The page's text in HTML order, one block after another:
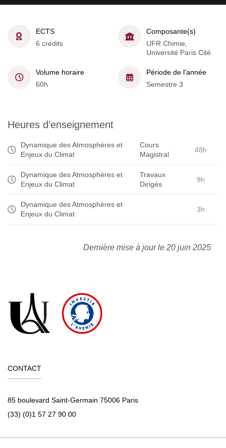
ECTS
6 crédits
Composante(s)
UFR Chimie,
Université Paris Cité
Volume horaire
60h
Période de l'année
Semestre 3
Heures d'enseignement
Dynamique des Atmosphères et
Enjeux du Climat
Cours
Magistral
48h
Dynamique des Atmosphères et
Enjeux du Climat
Travaux
Dirigés
9h
Dynamique des Atmosphères et
Enjeux du Climat
3h
Dernière mise à jour le 20 juin 2025
CONTACT
85 boulevard Saint-Germain 75006 Paris
(33) (0)1 57 27 90 00